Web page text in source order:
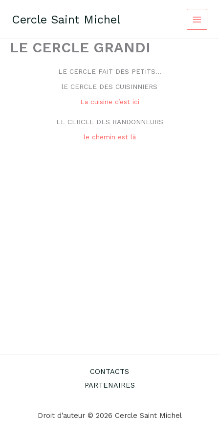
contenuCercle Saint Michel
LE CERCLE GRANDI
LE CERCLE FAIT DES PETITS…
lE CERCLE DES CUISINNIERS
La cuisine c’est ici
LE CERCLE DES RANDONNEURS
le chemin est là
CONTACTS
PARTENAIRES
Droit d'auteur © 2026 Cercle Saint Michel